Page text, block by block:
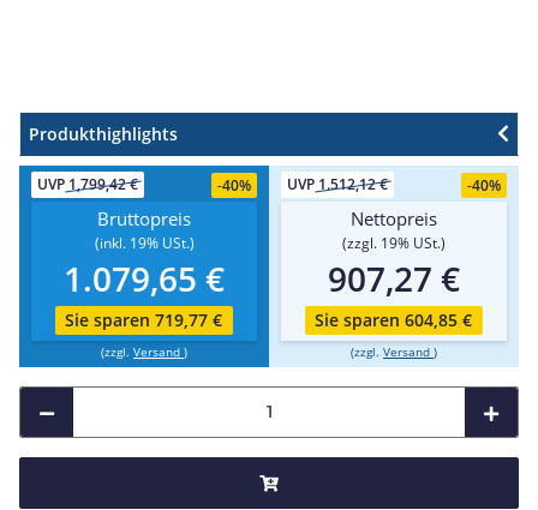
Produkthighlights
UVP 1,799,42 € -40%
Bruttopreis
(inkl. 19% USt.)
1.079,65 €
Sie sparen 719,77 €
(zzgl. Versand )
UVP 1.512,12 € -40%
Nettopreis
(zzgl. 19% USt.)
907,27 €
Sie sparen 604,85 €
(zzgl. Versand )